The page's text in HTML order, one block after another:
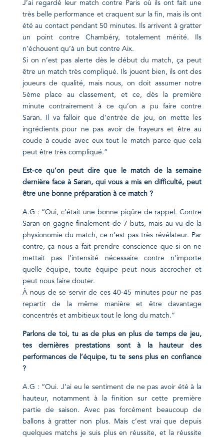
J’ai regardé leur match contre Paris où ils ont fait une
très belle performance et craquent sur la fin, mais ils ont
été au contact pendant 50 minutes. Ils arrivent à gratter
un point contre Chambéry, totalement mérité. Ils
n’échouent qu’à un but contre Aix.
Si on n’est pas alerte dès le début du match, ça peut
être un match très compliqué. Ils jouent bien, ils ont des
joueurs de qualité, mais nous, on doit assumer notre
5ème place au classement, et ce, dès la première
minute contrairement à ce qu’on a pu faire contre
Saran. Il va falloir que d’entrée de jeu, on mette les
ingrédients pour ne pas avoir de frayeurs et être au
coude à coude avec eux tout le match parce que cela
peut être très compliqué.”
Est-ce qu’on peut dire que le match de la semaine
dernière face à Saran, qui vous a mis en difficulté, peut
être une bonne préparation à ce match ?
A.G : “Oui, c’était une bonne piqûre de rappel. Contre
Saran on gagne finalement de 7 buts, mais au vu de la
physionomie du match, ce n’est pas très révélateur. Par
contre, ça nous a fait prendre conscience que si on ne
mettait pas l’intensité nécessaire contre n’importe
quelle équipe, toute équipe peut nous accrocher et
peut nous faire douter.
À nous de se servir de ces 40-45 minutes pour ne pas
repartir de la même manière et être davantage
concentrés et ambitieux tout le long du match.”
Parlons de toi, tu as de plus en plus de temps de jeu,
tes dernières prestations sont à la hauteur des
performances de l’équipe, tu te sens plus en confiance
?
A.G : “Oui. J’ai eu le sentiment de ne pas avoir été à la
hauteur, notamment à la finition sur cette première
partie de saison. Avec pas forcément beaucoup de
ballons à gratter non plus. Mais c’est vrai que depuis
quelques matchs je suis plus en réussite, et la réussite